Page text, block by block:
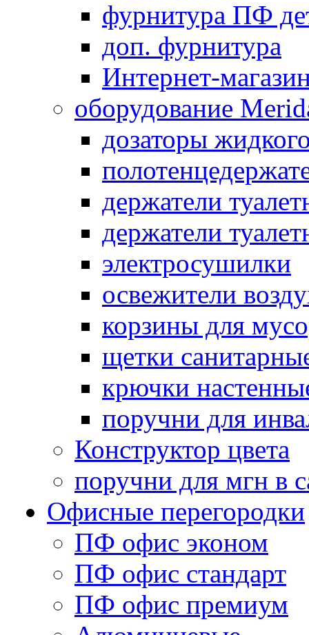
фурнитура ПФ
доп. фурнитура
Интернет-
оборудование
дозаторы
держатели
держатели
электросушилки
освежители
корзины для
щетки
крючки
поручни для
Конструктор цвета
поручни для мгн в
Офисные перегородки
ПФ офис эконом
ПФ офис стандарт
ПФ офис премиум